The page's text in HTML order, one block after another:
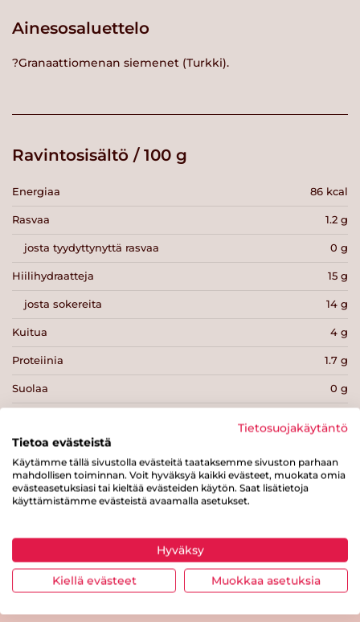
Ainesosaluettelo
?Granaattiomenan siemenet (Turkki).
Ravintosisältö / 100 g
Energiaa 86 kcal
Rasvaa 1.2 g
josta tyydyttynyttä rasvaa 0 g
Hiilihydraatteja 15 g
josta sokereita 14 g
Kuitua 4 g
Proteiinia 1.7 g
Suolaa 0 g
Tulosta sivu Jaa tuote
Tietosuojakäytäntö
Tietoa evästeistä
Käytämme tällä sivustolla evästeitä taataksemme sivuston parhaan
mahdollisen toiminnan. Voit hyväksyä kaikki evästeet, muokata omia
evästeasetuksiasi tai kieltää evästeiden käytön. Saat lisätietoja
käyttämistämme evästeistä avaamalla asetukset.
Hyväksy
Kiellä evästeet Muokkaa asetuksia